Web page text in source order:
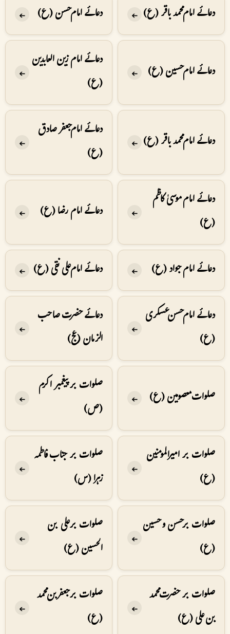
دعائے امام محمد باقر (ع) ➔ دعائے امام حسن (ع) ➔
دعائے امام حسین (ع) ➔
دعائے امام زین العابدین
(ع)
➔
دعائے امام محمد باقر (ع) ➔
دعائے امام جعفر صادق
(ع)
➔
دعائے امام موسیٰ کاظم
(ع)
➔ دعائے امام رضا (ع) ➔
دعائے امام جواد (ع) ➔ دعائے امام علی نقی (ع) ➔
دعائے امام حسن عسکری
(ع)
➔
دعائے حضرت صاحب
الزمان (عج)
➔
صلوات معصومین (ع) ➔
صلوات بر پیغمبر اکرم
(ص)
➔
صلوات بر امیرالمومنین
(ع)
➔
صلوات بر جناب فاطمہ
زہرا (س)
➔
صلوات بر حسن و حسین
(ع)
➔
صلوات بر علی بن
الحسین (ع)
➔
صلوات بر حضرت محمد
بن علی (ع)
➔
صلوات بر جعفر بن محمد
(ع)
➔